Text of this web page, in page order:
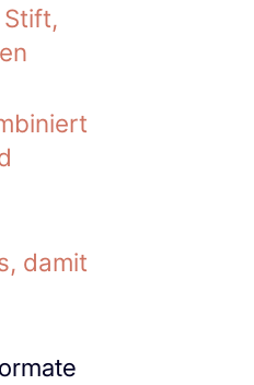
damit